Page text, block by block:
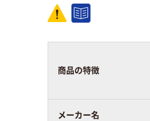
アスクル商品環境
スコア
商品の特徴
メーカー名